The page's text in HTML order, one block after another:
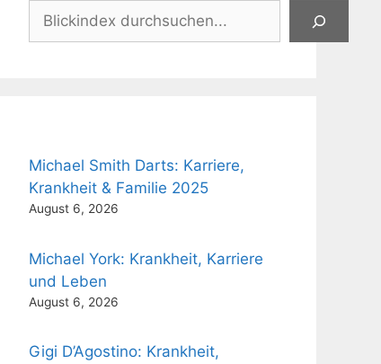
Suchen
Michael Smith Darts: Karriere,
Krankheit & Familie 2025
August 6, 2026
Michael York: Krankheit, Karriere
und Leben
August 6, 2026
Gigi D’Agostino: Krankheit,